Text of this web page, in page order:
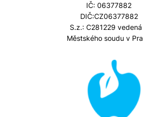
IČ: 06377882
DIČ:CZ06377882
S.z.: C281229 vedená
Městského soudu v